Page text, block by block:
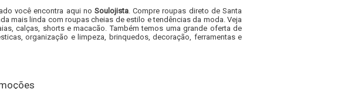
você encontra aqui no Soulojista. Compre roupas direto de Santa
mais linda com roupas cheias de estilo e tendências da moda. Veja
calças, shorts e macacão. Também temos uma grande oferta de
organização e limpeza, brinquedos, decoração, ferramentas e